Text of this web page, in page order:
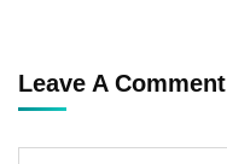
Leave A Comment